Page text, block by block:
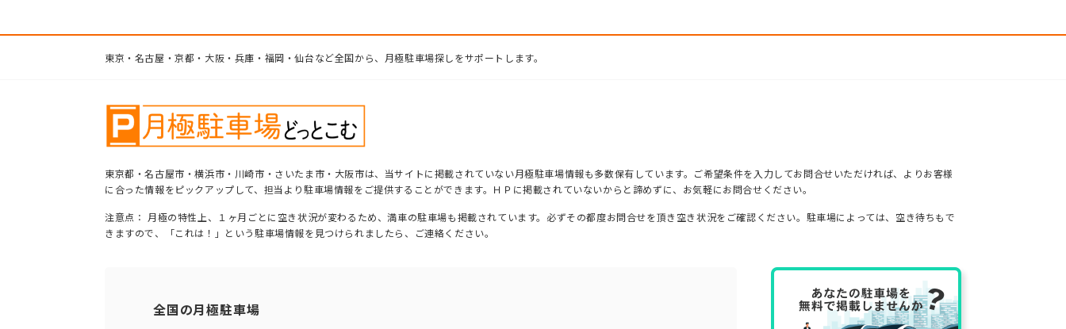
東京・名古屋・京都・大阪・兵庫・福岡・仙台など全国から、月極駐車場探しをサポートします。
東京都・名古屋市・横浜市・川崎市・さいたま市・大阪市は、当サイトに掲載されていない月極駐車場情報も多数保有しています。ご希望条件を入力してお問合せいただければ、よりお客様
に合った情報をピックアップして、担当より駐車場情報をご提供することができます。ＨＰに掲載されていないからと諦めずに、お気軽にお問合せください。
注意点： 月極の特性上、１ヶ月ごとに空き状況が変わるため、満車の駐車場も掲載されています。必ずその都度お問合せを頂き空き状況をご確認ください。駐車場によっては、空き待ちもで
きますので、「これは！」という駐車場情報を見つけられましたら、ご連絡ください。
全国の月極駐車場